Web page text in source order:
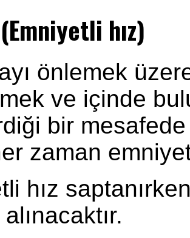
hız)
önlemek
ve içinde
bir
zaman
hız